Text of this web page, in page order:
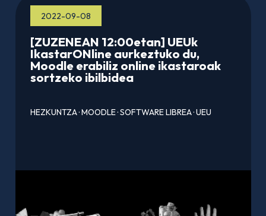
2022-09-08
[ZUZENEAN 12:00etan] UEUk
IkastarONline aurkeztuko du,
Moodle erabiliz online ikastaroak
sortzeko ibilbidea
HEZKUNTZA·MOODLE·SOFTWARE LIBREA·UEU